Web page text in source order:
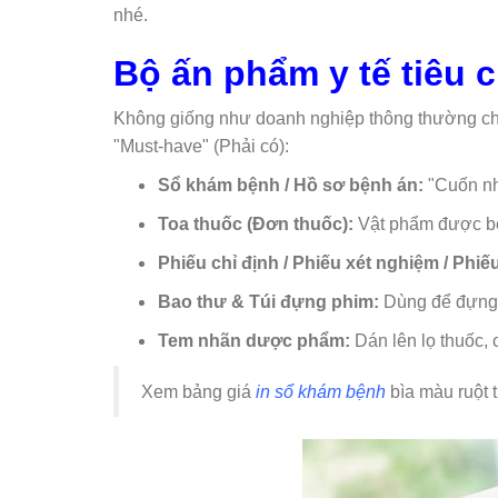
nhé.
Bộ ấn phẩm y tế tiêu
Không giống như doanh nghiệp thông thường
"Must-have" (Phải có):
Sổ khám bệnh / Hồ sơ bệnh án: "Cuốn
Toa thuốc (Đơn thuốc): Vật phẩm được
Phiếu chỉ định / Phiếu xét nghiệm /
Bao thư & Túi đựng phim: Dùng để
Tem nhãn dược phẩm: Dán lên lọ thuốc,
Xem bảng giá in sổ khám bệnh bìa màu ruột